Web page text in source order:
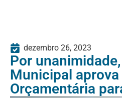
dezembro 26, 2023
Por
Municipal aprova
Orçamentária